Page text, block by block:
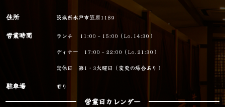
住所 茨城県水戸市笠原1189
営業時間
ランチ 11:00 - 15:00（Lo.14:30）
ディナー 17:00 - 22:00（Lo.21:30）
定休日 第1・3火曜日（変更の場合あり）
駐車場 有り
営業日カレンダー